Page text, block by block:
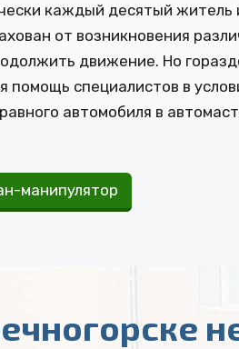
каждый десятый житель
от возникновения
движение. Но
специалистов в
автомобиля в
манипулятор